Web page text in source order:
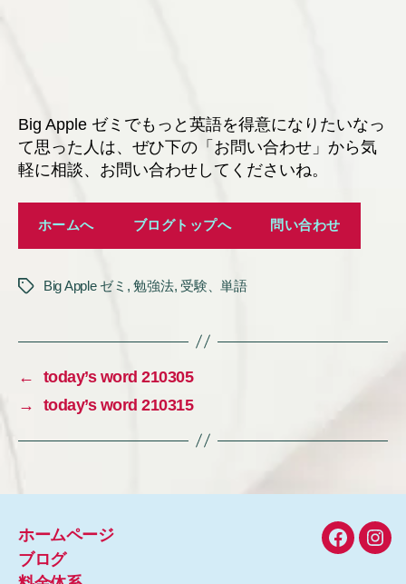
Big Apple ゼミでもっと英語を得意になりたいなっ
て思った人は、ぜひ下の「お問い合わせ」から気
軽に相談、お問い合わせしてくださいね。
ホームへ ブログトップへ 問い合わせ
タ
Big Apple ゼミ ,勉強法, 受験、単語
←
today’s word 210305
→
today’s word 210315
ホームページ
ブログ
Facebook